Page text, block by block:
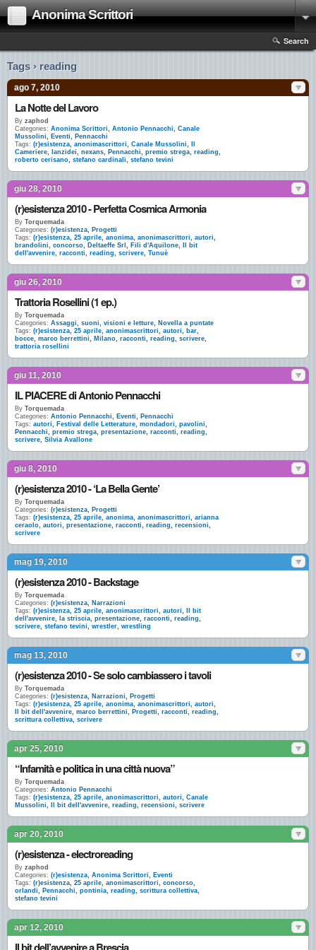
Anonima Scrittori
Search
Tags › reading
ago 7, 2010
La Notte del Lavoro
By zaphod
Categories: Anonima Scrittori, Antonio Pennacchi, Canale
Mussolini, Eventi, Pennacchi
Tags: (r)esistenza, anonimascrittori, Canale Mussolini,
Cameriere, lanzidei, nexans, Pennacchi, premio strega, reading,
roberto cerisano, stefano cardinali, stefano tevini
giu 28, 2010
(r)esistenza 2010 - Perfetta Cosmica Armonia
By Torquemada
Categories: (r)esistenza, Progetti
Tags: (r)esistenza, 25 aprile, anonima, anonimascrittori, autori,
brandolini, concorso, Deltaeffe Srl , Fili d'Aquilone,
Il bit
dell'avvenire, racconti, reading, scrivere, Tunuè
giu 26, 2010
Trattoria Rosellini (1 ep.)
By Torquemada
Categories: Assaggi, suoni, visioni e letture, Novella a puntate
Tags: (r)esistenza, 25 aprile, anonimascrittori, autori, bar,
bocce, marco berrettini, Milano, racconti, reading, scrivere,
trattoria rosellini
giu 11, 2010
IL PIACERE di Antonio Pennacchi
By Torquemada
Categories: Antonio Pennacchi, Eventi, Pennacchi
Tags: autori, Festival delle Letterature, mondadori, pavolini,
Pennacchi, premio strega, presentazione, racconti, reading,
scrivere, Silvia Avallone
giu 8, 2010
(r)esistenza 2010 - ‘La Bella Gente’
By Torquemada
Categories: (r)esistenza, Progetti
Tags: (r)esistenza, 25 aprile, anonima, anonimascrittori, arianna
ceraolo, autori, presentazione, racconti, reading, recensioni,
scrivere
mag 19, 2010
(r)esistenza 2010 - Backstage
By Torquemada
Categories: (r)esistenza, Narrazioni
Tags: (r)esistenza, 25 aprile, anonimascrittori, autori,
Il bit
dell'avvenire, la striscia, presentazione, racconti, reading,
scrivere, stefano tevini, wrestler, wrestling
mag 13, 2010
(r)esistenza 2010 - Se solo cambiassero i tavoli
By Torquemada
Categories: (r)esistenza, Narrazioni, Progetti
Tags: (r)esistenza, 25 aprile, anonima, anonimascrittori, autori,
Il bit dell'avvenire, marco berrettini, Progetti, racconti, reading,
scrittura collettiva, scrivere
apr 25, 2010
“Infamità e politica in una città nuova”
By Torquemada
Categories: Antonio Pennacchi
Tags: (r)esistenza, 25 aprile, anonimascrittori, autori, Canale
Mussolini, Il bit dell'avvenire, reading, recensioni, scrivere
apr 20, 2010
(r)esistenza - electroreading
By zaphod
Categories: (r)esistenza, Anonima Scrittori, Eventi
Tags: (r)esistenza, 25 aprile, anonimascrittori, concorso,
orlandi, Pennacchi, pontinia, reading, scrittura collettiva,
stefano tevini
apr 12, 2010